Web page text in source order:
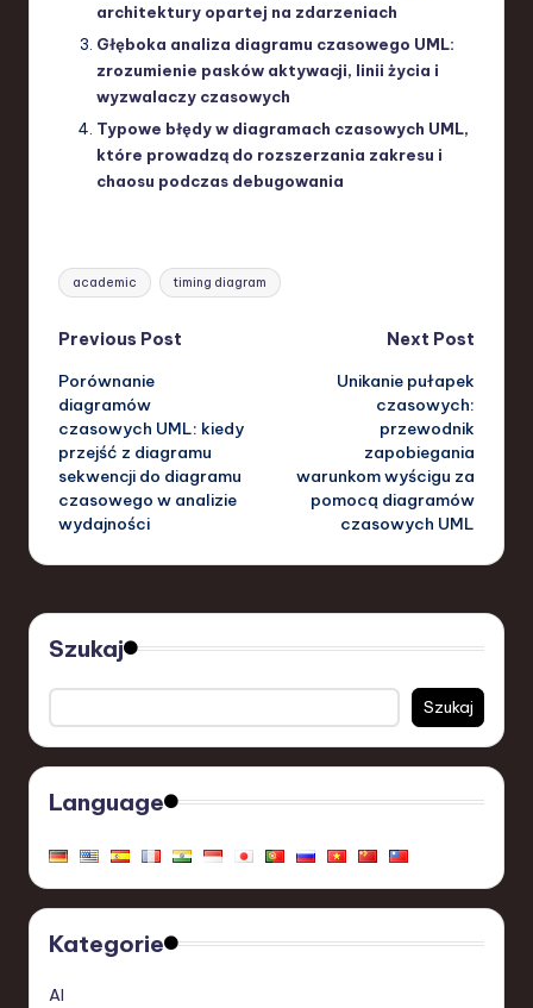
architektury opartej na zdarzeniach
Głęboka analiza diagramu czasowego UML:
zrozumienie pasków aktywacji, linii życia i
wyzwalaczy czasowych
Typowe błędy w diagramach czasowych UML,
które prowadzą do rozszerzania zakresu i
chaosu podczas debugowania
Tags:
academic timing diagram
Post
navigation
Previous Post
Porównanie
diagramów
czasowych UML: kiedy
przejść z diagramu
sekwencji do diagramu
czasowego w analizie
wydajności
Next Post
Unikanie pułapek
czasowych:
przewodnik
zapobiegania
warunkom wyścigu za
pomocą diagramów
czasowych UML
Szukaj
Szukaj
Language
Kategorie
AI